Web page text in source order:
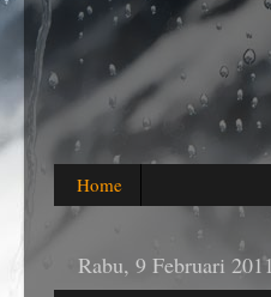
Home
Rabu, 9 Februari 2011